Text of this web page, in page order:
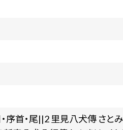
序首・尾||2 里見八犬傳 さと